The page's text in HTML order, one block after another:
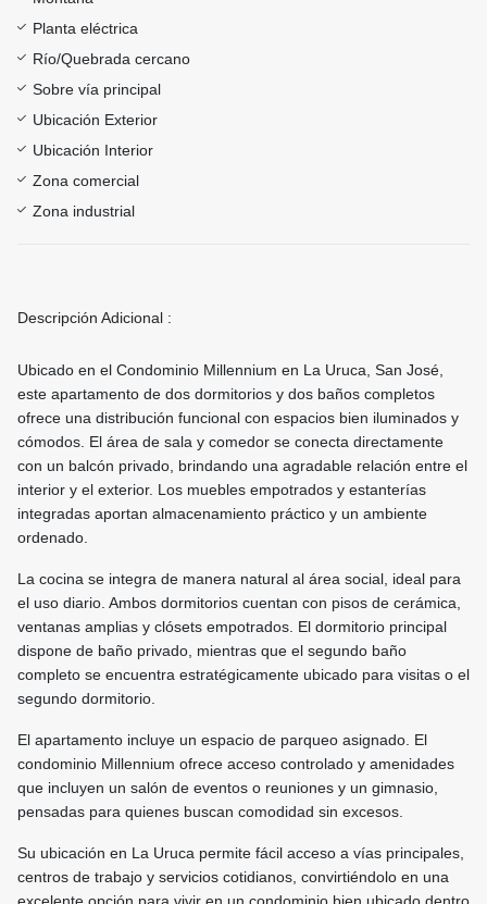
Planta eléctrica
Río/Quebrada cercano
Sobre vía principal
Ubicación Exterior
Ubicación Interior
Zona comercial
Zona industrial
Descripción Adicional :
Ubicado en el Condominio Millennium en La Uruca, San José,
este apartamento de dos dormitorios y dos baños completos
ofrece una distribución funcional con espacios bien iluminados y
cómodos. El área de sala y comedor se conecta directamente
con un balcón privado, brindando una agradable relación entre el
interior y el exterior. Los muebles empotrados y estanterías
integradas aportan almacenamiento práctico y un ambiente
ordenado.
La cocina se integra de manera natural al área social, ideal para
el uso diario. Ambos dormitorios cuentan con pisos de cerámica,
ventanas amplias y clósets empotrados. El dormitorio principal
dispone de baño privado, mientras que el segundo baño
completo se encuentra estratégicamente ubicado para visitas o el
segundo dormitorio.
El apartamento incluye un espacio de parqueo asignado. El
condominio Millennium ofrece acceso controlado y amenidades
que incluyen un salón de eventos o reuniones y un gimnasio,
pensadas para quienes buscan comodidad sin excesos.
Su ubicación en La Uruca permite fácil acceso a vías principales,
centros de trabajo y servicios cotidianos, convirtiéndolo en una